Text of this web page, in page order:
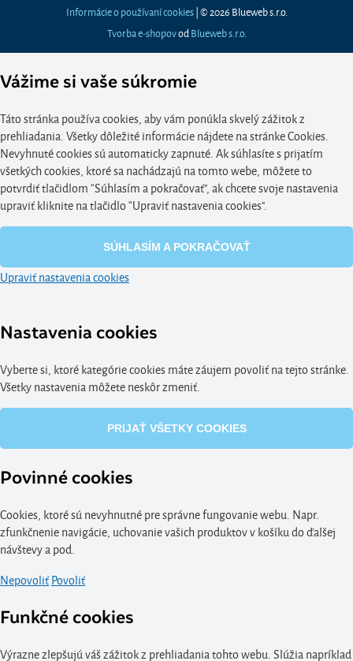
Informácie o používaní cookies| © 2026 Blueweb s.r.o.
Tvorba e-shopovod Blueweb s.r.o.
Vážime si vaše súkromie
Táto stránka používa cookies, aby vám ponúkla skvelý zážitok z
prehliadania. Všetky dôležité informácie nájdete na stránke Cookies.
Nevyhnuté cookies sú automaticky zapnuté. Ak súhlasíte s prijatím
všetkých cookies, ktoré sa nachádzajú na tomto webe, môžete to
potvrdiť tlačidlom “Súhlasím a pokračovať", ak chcete svoje nastavenia
upraviť kliknite na tlačidlo “Upraviť nastavenia cookies".
SÚHLASÍM A POKRAČOVAŤ
Upraviť nastavenia cookies
Nastavenia cookies
Vyberte si, ktoré kategórie cookies máte záujem povoliť na tejto stránke.
Všetky nastavenia môžete neskôr zmeniť.
PRIJAŤ VŠETKY COOKIES
Povinné cookies
Cookies, ktoré sú nevyhnutné pre správne fungovanie webu. Napr.
zfunkčnenie navigácie, uchovanie vašich produktov v košíku do ďalšej
návštevy a pod.
NepovoliťPovoliť
Funkčné cookies
Výrazne zlepšujú váš zážitok z prehliadania tohto webu. Slúžia napríklad